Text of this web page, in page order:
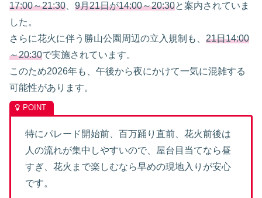
17:00～21:30
9月21日が14:00～20:30と案内されていま
した。
さらに花火に伴う勝山公園周辺の立入規制も、 21日14:00
～20:30で実施されています。
このため2026年も、午後から夜にかけて一気に混雑する
可能性があります。
特にパレード開始前、百万踊り直前、花火前後は
人の流れが集中しやすいので、屋台目当てなら昼
すぎ、花火まで楽しむなら早めの現地入りが安心
です。